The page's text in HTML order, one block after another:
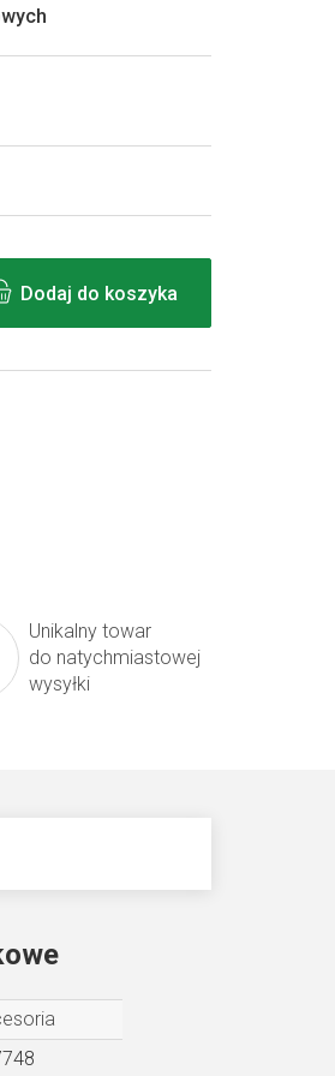
Dodaj do koszyka
Unikalny towar
do natychmiastowej
wysyłki